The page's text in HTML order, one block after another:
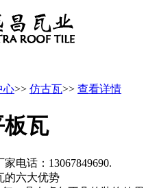
心>> 仿古瓦>> 查看详情
瓦
电话：13067849690.
的六大优势